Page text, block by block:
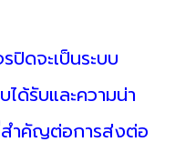
ดจะเป็นระบบ
ได้รับและความน่า
ำคัญต่อการส่งต่อ